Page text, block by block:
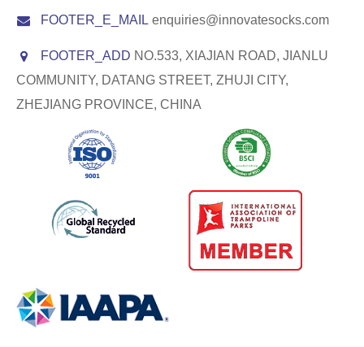
FOOTER_E_MAIL enquiries@innovatesocks.com
FOOTER_ADD NO.533, XIAJIAN ROAD, JIANLU
COMMUNITY, DATANG STREET, ZHUJI CITY,
ZHEJIANG PROVINCE, CHINA